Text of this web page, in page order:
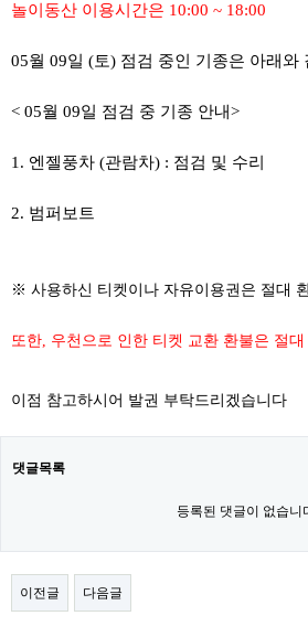
놀이동산 이용시간은 10:00 ~ 18:00
05월 09일 (토) 점검 중인 기종은 아래와
< 05월 09일 점검 중 기종 안내>
1. 엔젤풍차 (관람차) : 점검 및 수리
2. 범퍼보트
※ 사용하신 티켓이나 자유이용권은 절대
또한, 우천으로 인한 티켓 교환 환불은 절
이점 참고하시어 발권 부탁드리겠습니다
댓글목록
등록된 댓글이 없습니
이전글 다음글